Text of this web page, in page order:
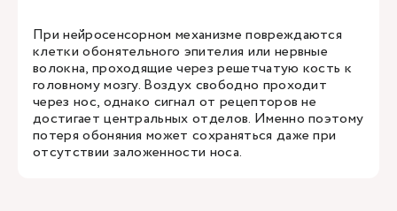
При нейросенсорном механизме повреждаются
клетки обонятельного эпителия или нервные
волокна, проходящие через решетчатую кость к
головному мозгу. Воздух свободно проходит
через нос, однако сигнал от рецепторов не
достигает центральных отделов. Именно поэтому
потеря обоняния может сохраняться даже при
отсутствии заложенности носа.